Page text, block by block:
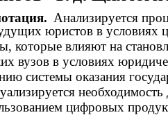
Анализируется
юристов в условиях
которые влияют на
вузов в условиях
системы оказания
цифровых